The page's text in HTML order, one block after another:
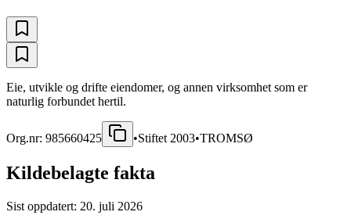
Eie, utvikle og drifte eiendomer, og annen virksomhet som er
naturlig forbundet hertil.
Org.nr: 985660425 •Stiftet 2003•TROMSØ
Kildebelagte fakta
Sist oppdatert: 20. juli 2026